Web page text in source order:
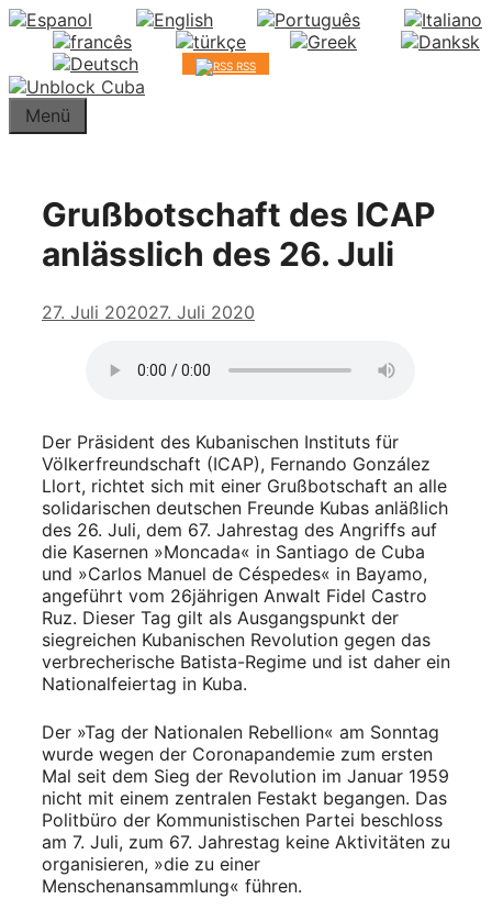
Springe
RSS
Menü
Grußbotschaft des ICAP
anlässlich des 26. Juli
27. Juli 202027. Juli 2020
Der Präsident des Kubanischen Instituts für
Völkerfreundschaft (ICAP), Fernando González
Llort, richtet sich mit einer Grußbotschaft an alle
solidarischen deutschen Freunde Kubas anläßlich
des 26. Juli, dem 67. Jahrestag des Angriffs auf
die Kasernen »Moncada« in Santia­go de Cuba
und »Carlos Manuel de Céspe­des« in Bayamo,
angeführt vom 26jährigen Anwalt Fidel Castro
Ruz. Dieser Tag gilt als Ausgangspunkt der
siegreichen Kubanischen Revolution gegen das
verbrecherische Batista-Regime und ist daher ein
Nationalfeiertag in Kuba.
Der »Tag der Nationalen Rebellion« am Sonntag
wurde wegen der Coronapandemie zum ersten
Mal seit dem Sieg der Revolution im Januar 1959
nicht mit einem zentralen Festakt begangen. Das
Politbüro der Kommunistischen Partei beschloss
am 7. Juli, zum 67. Jahrestag keine Aktivitäten zu
organisieren, »die zu einer
Menschenansammlung« führen.